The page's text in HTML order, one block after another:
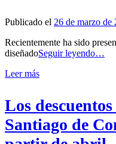
Publicado el 26 de marzo de
Recientemente ha sido
diseñadoSeguir leyendo…
Leer más
Los
Santiago de